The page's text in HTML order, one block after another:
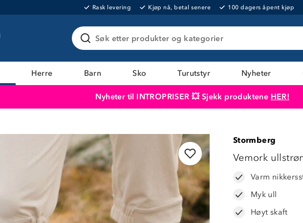
Rask levering Kjøp nå, betal senere 100 dagers åpent kjøp
Søk etter produkter og kategorier
Herre Barn Sko Turutstyr Nyheter
Nyheter til INTROPRISER 💥 Sjekk produktene HER!
Stormberg
Vemork
Varm
Myk ull
Høyt skaft